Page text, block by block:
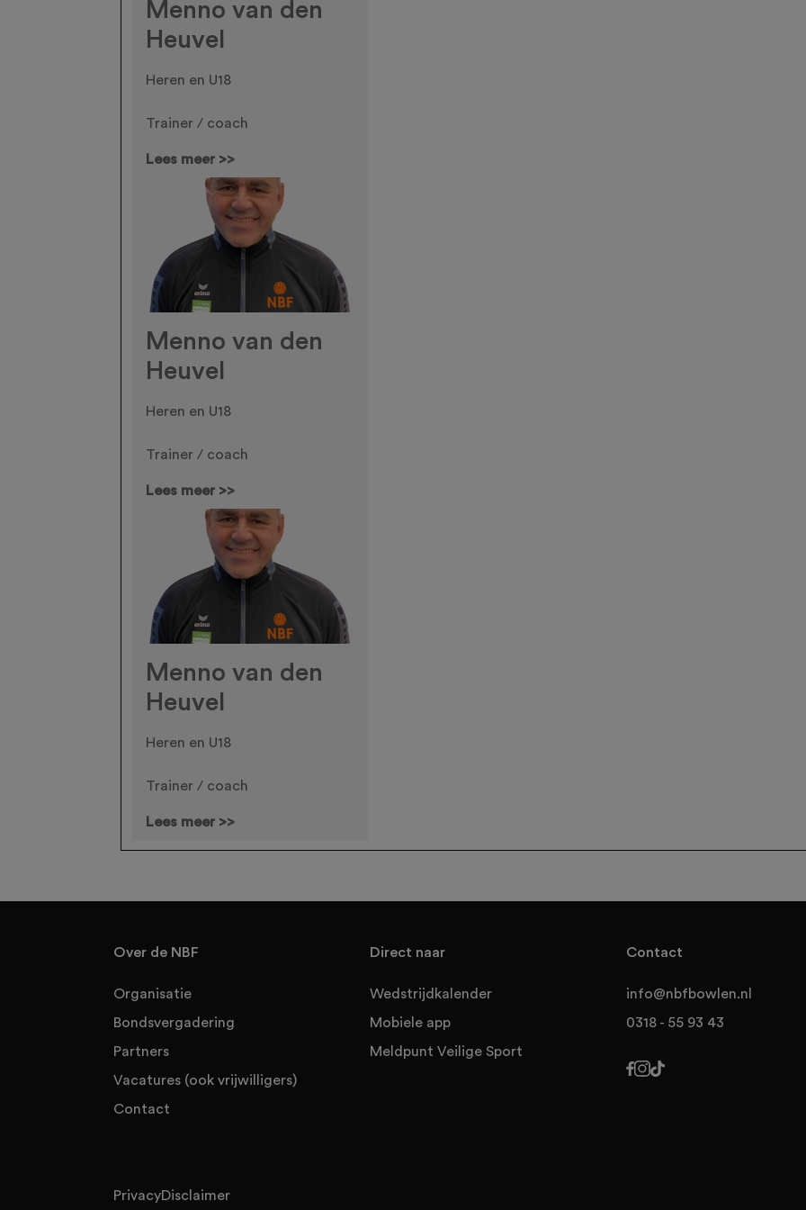
Menno van den
Heuvel
Heren en U18
Trainer / coach
Lees meer >>
Menno van den
Heuvel
Heren en U18
Trainer / coach
Lees meer >>
Menno van den
Heuvel
Heren en U18
Trainer / coach
Lees meer >>
Previous
Over de NBF
Organisatie
Bondsvergadering
Partners
Vacatures (ook vrijwilligers)
Contact
Direct naar
Wedstrijdkalender
Mobiele app
Meldpunt Veilige Sport
Contact
info@nbfbowlen.nl
0318 - 55 93 43
PrivacyDisclaimer